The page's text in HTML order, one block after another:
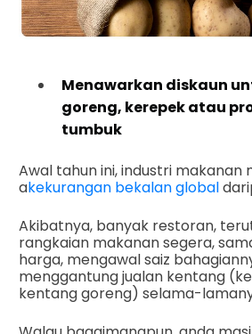
Menawarkan diskaun
goreng, kerepek atau
tumbuk
Awal tahun ini, industri makanan
akekurangan bekalan global
Akibatnya, banyak restoran,
rangkaian makanan segera,
harga, mengawal saiz
menggantung jualan kentang
kentang goreng) selama-